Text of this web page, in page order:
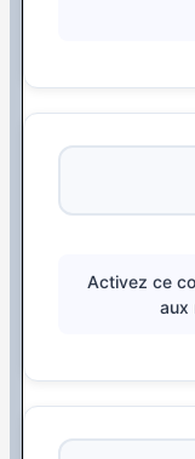
Activez ce
aux